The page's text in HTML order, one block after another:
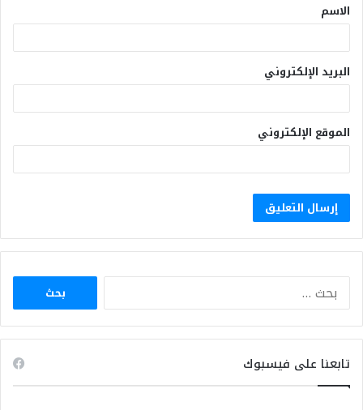
الاسم
البريد الإلكتروني
الموقع الإلكتروني
البحث
تابعنا على فيسبوك